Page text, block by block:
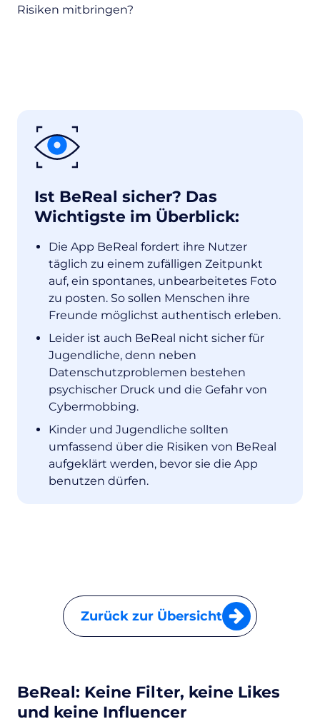
Risiken mitbringen?
Ist BeReal sicher? Das
Wichtigste im Überblick:
Die App BeReal fordert ihre Nutzer
täglich zu einem zufälligen Zeitpunkt
auf, ein spontanes, unbearbeitetes Foto
zu posten. So sollen Menschen ihre
Freunde möglichst authentisch erleben.
Leider ist auch BeReal nicht sicher für
Jugendliche, denn neben
Datenschutzproblemen bestehen
psychischer Druck und die Gefahr von
Cybermobbing.
Kinder und Jugendliche sollten
umfassend über die Risiken von BeReal
aufgeklärt werden, bevor sie die App
benutzen dürfen.
Zurück zur Übersicht
BeReal: Keine Filter, keine Likes
und keine Influencer